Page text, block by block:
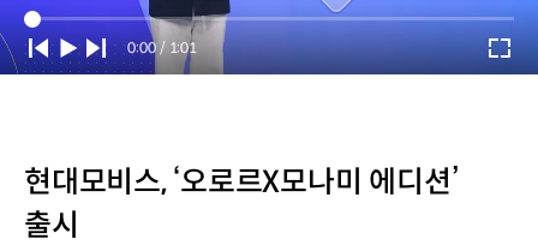
Current
Time
0:00 / Duration
1:01
현대모비스, ‘오로르X모나미 에디션’
출시